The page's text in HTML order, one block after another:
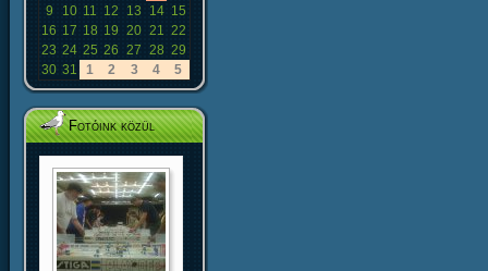
9
10 11 12 13 14 15
16 17 18 19 20 21 22
23 24 25 26 27 28 29
30 31 1 2 3 4 5
Fotóink közül